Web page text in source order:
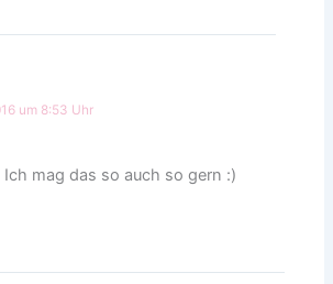
um 8:53 Uhr
Ich mag das so auch so gern :)